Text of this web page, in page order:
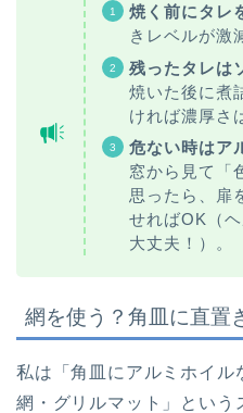
焼く前にタレ
きレベルが激
残ったタレは
焼いた後に煮
ければ濃厚さ
危ない時はア
窓から見て「
思ったら、扉
せればOK（
大丈夫！）。
網を使う？角皿に直置
私は「角皿にアルミホイル
網・グリルマット」という